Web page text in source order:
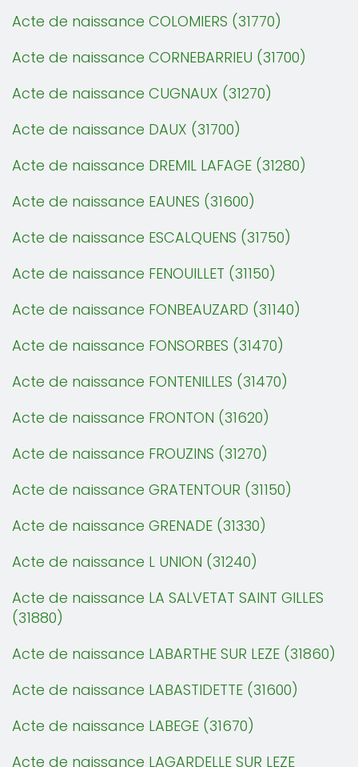
Acte de naissance COLOMIERS (31770)
Acte de naissance CORNEBARRIEU (31700)
Acte de naissance CUGNAUX (31270)
Acte de naissance DAUX (31700)
Acte de naissance DREMIL LAFAGE (31280)
Acte de naissance EAUNES (31600)
Acte de naissance ESCALQUENS (31750)
Acte de naissance FENOUILLET (31150)
Acte de naissance FONBEAUZARD (31140)
Acte de naissance FONSORBES (31470)
Acte de naissance FONTENILLES (31470)
Acte de naissance FRONTON (31620)
Acte de naissance FROUZINS (31270)
Acte de naissance GRATENTOUR (31150)
Acte de naissance GRENADE (31330)
Acte de naissance L UNION (31240)
Acte de naissance LA SALVETAT SAINT GILLES
(31880)
Acte de naissance LABARTHE SUR LEZE (31860)
Acte de naissance LABASTIDETTE (31600)
Acte de naissance LABEGE (31670)
Acte de naissance LAGARDELLE SUR LEZE